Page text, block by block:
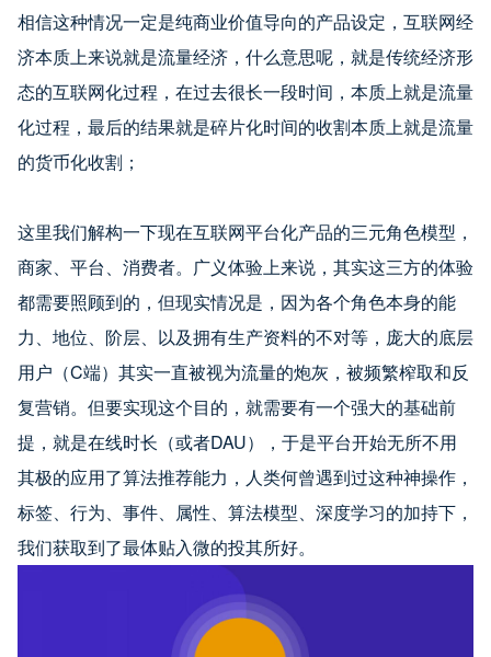
相信这种情况一定是纯商业价值导向的产品设定，互联网经
济本质上来说就是流量经济，什么意思呢，就是传统经济形
态的互联网化过程，在过去很长一段时间，本质上就是流量
化过程，最后的结果就是碎片化时间的收割本质上就是流量
的货币化收割；
这里我们解构一下现在互联网平台化产品的三元角色模型，
商家、平台、消费者。广义体验上来说，其实这三方的体验
都需要照顾到的，但现实情况是，因为各个角色本身的能
力、地位、阶层、以及拥有生产资料的不对等，庞大的底层
用户（C端）其实一直被视为流量的炮灰，被频繁榨取和反
复营销。但要实现这个目的，就需要有一个强大的基础前
提，就是在线时长（或者DAU），于是平台开始无所不用
其极的应用了算法推荐能力，人类何曾遇到过这种神操作，
标签、行为、事件、属性、算法模型、深度学习的加持下，
我们获取到了最体贴入微的投其所好。